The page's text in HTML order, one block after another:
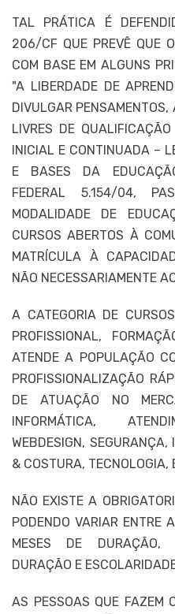
TAL PRÁTICA É
206/CF QUE PREVÊ QUE
COM BASE EM ALGUNS
"A LIBERDADE DE
DIVULGAR PENSAMENTOS,
LIVRES DE
INICIAL E CONTINUADA –
E BASES DA
FEDERAL 5.154/04,
MODALIDADE DE
CURSOS ABERTOS À
MATRÍCULA À
NÃO NECESSARIAMENTE
A CATEGORIA DE
PROFISSIONAL,
ATENDE A POPULAÇÃO
PROFISSIONALIZAÇÃO
DE ATUAÇÃO NO
INFORMÁTICA,
WEBDESIGN,
& COSTURA, TECNOLOGIA,
NÃO EXISTE A
PODENDO VARIAR ENTRE
MESES DE DURAÇÃO,
DURAÇÃO E
AS PESSOAS QUE FAZEM